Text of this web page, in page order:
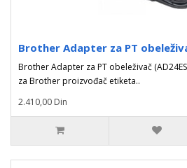
Brother Adapter za PT
Brother Adapter za PT obeleživač
za Brother proizvođač etiketa..
2.410,00 Din